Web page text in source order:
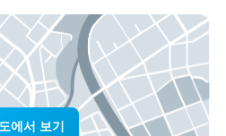
에서 보기